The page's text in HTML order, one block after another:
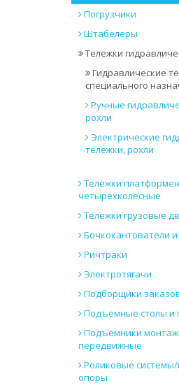
Погрузчики
Штабелеры
Тележки
Гидравлические
специального
Ручные
рохли
Электрические
тележки, рохли
Тележки
четырехколесные
Тележки грузовые
Бочкокантователи
Ричтраки
Электротягачи
Подборщики
Подъемные столы и
Подъемники
передвижные
Роликовые
опоры